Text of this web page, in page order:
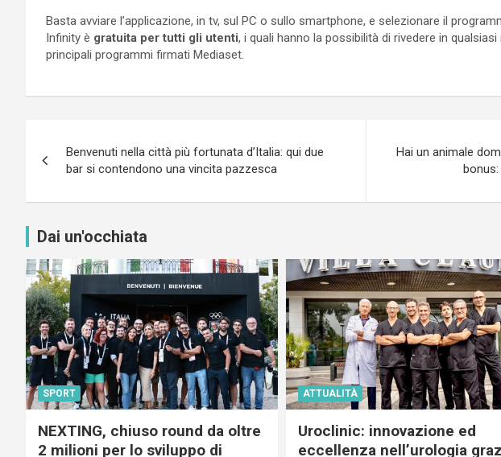
Basta avviare l’applicazione, in tv, sul PC o sullo smartphone, e selezionare il
Infinity è gratuita per tutti gli utenti, i quali hanno la possibilità di rivedere in
principali programmi firmati Mediaset.
articoli
Benvenuti nella città più fortunata d’Italia: qui due
bar si contendono una vincita pazzesca
Hai un animale
Dai un'occhiata
SPORT
NEXTING, chiuso round da oltre
2 milioni per lo sviluppo di
ATTUALITÀ
Uroclinic: innovazione ed
eccellenza nell’urologia